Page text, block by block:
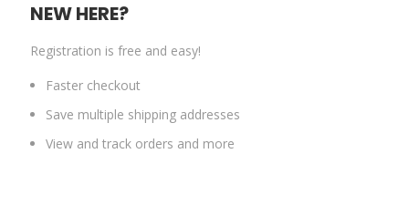
NEW HERE?
Registration is free and easy!
Faster checkout
Save multiple shipping addresses
View and track orders and more